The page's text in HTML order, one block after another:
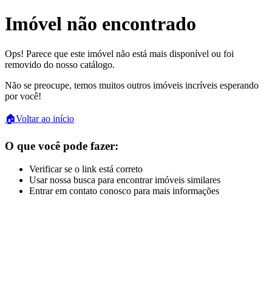
Imóvel não encontrado
Ops! Parece que este imóvel não está mais disponível ou foi
removido do nosso catálogo.
Não se preocupe, temos muitos outros imóveis incríveis esperando
por você!
🏠Voltar ao início
O que você pode fazer:
Verificar se o link está correto
Usar nossa busca para encontrar imóveis similares
Entrar em contato conosco para mais informações